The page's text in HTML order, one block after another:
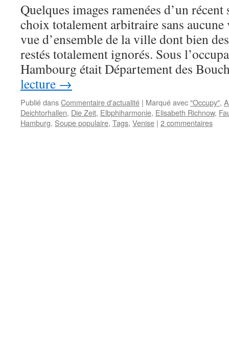
Quelques images ramenées d’un
choix totalement arbitraire sans
vue d’ensemble de la ville dont bien
restés totalement ignorés. Sous
Hambourg était Département des
lecture →
Publié dansCommentaire d'actualité | Marqué avec"Occupy",
Deichtorhallen, Die Zeit, Elbphiharmonie, Elisabeth Richnow,
Hamburg, Soupe populaire, Tags, Venise | 2 commentaires